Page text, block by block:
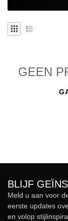
GEEN
BLIJF
Meld u aan voor
eerste updates
en volop